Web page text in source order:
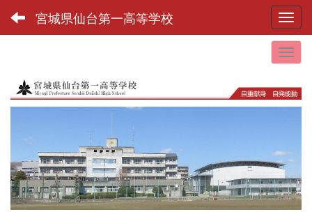
宮城県仙台第一高等学校